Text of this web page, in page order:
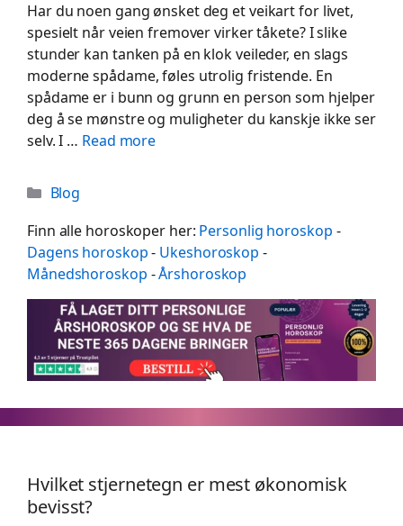
Har du noen gang ønsket deg et veikart for livet,
spesielt når veien fremover virker tåkete? I slike
stunder kan tanken på en klok veileder, en slags
moderne spådame, føles utrolig fristende. En
spådame er i bunn og grunn en person som hjelper
deg å se mønstre og muligheter du kanskje ikke ser
selv. I … Read more
Categories
Blog
Finn alle horoskoper her: Personlig horoskop -
Dagens horoskop- Ukeshoroskop -
Månedshoroskop -Årshoroskop
Hvilket stjernetegn er mest økonomisk
bevisst?